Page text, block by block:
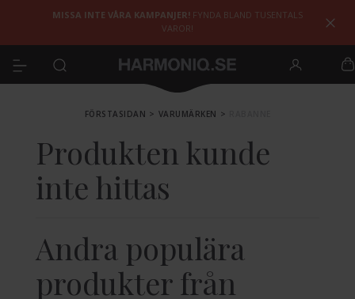
MISSA INTE VÅRA KAMPANJER! FYNDA BLAND TUSENTALS
VAROR!
FÖRSTASIDAN > VARUMÄRKEN >
Produkten kunde
inte hittas
Andra populära
produkter från